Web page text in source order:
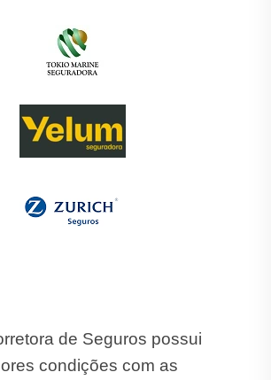
de Seguros possui
condições com as